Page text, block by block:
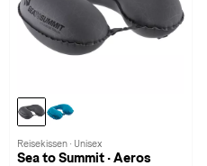
Reisekissen · Unisex
Sea to Summit · Aeros